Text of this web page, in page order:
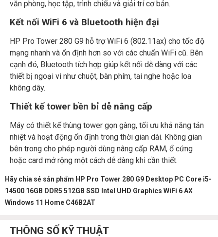
văn phòng, học tập, trình chiếu và giải trí cơ bản.
Kết nối WiFi 6 và Bluetooth hiện đại
HP Pro Tower 280 G9 hỗ trợ WiFi 6 (802.11ax) cho tốc độ
mạng nhanh và ổn định hơn so với các chuẩn WiFi cũ. Bên
cạnh đó, Bluetooth tích hợp giúp kết nối dễ dàng với các
thiết bị ngoại vi như chuột, bàn phím, tai nghe hoặc loa
không dây.
Thiết kế tower bền bỉ dễ nâng cấp
Máy có thiết kế thùng tower gọn gàng, tối ưu khả năng tản
nhiệt và hoạt động ổn định trong thời gian dài. Không gian
bên trong cho phép người dùng nâng cấp RAM, ổ cứng
hoặc card mở rộng một cách dễ dàng khi cần thiết.
Hãy chia sẻ sản phẩm HP Pro Tower 280 G9 Desktop PC Core i5-
14500 16GB DDR5 512GB SSD Intel UHD Graphics WiFi 6 AX
Windows 11 Home C46B2AT
THÔNG SỐ KỸ THUẬT